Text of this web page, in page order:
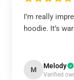
I’m really
hoodie. It’s
M Melody
Verified